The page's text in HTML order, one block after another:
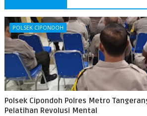
POLSEK CIPONDOH
Polsek Cipondoh Polres Metro
Pelatihan Revolusi Mental